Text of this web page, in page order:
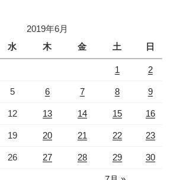
2019年6月
水 木 金 土 日
1 2
5 6 7 8 9
12 13 14 15 16
19 20 21 22 23
26 27 28 29 30